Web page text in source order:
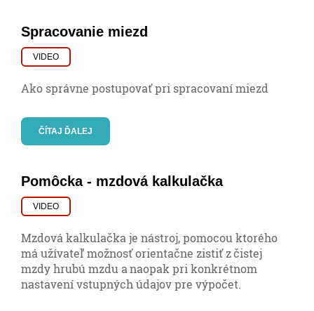
Spracovanie miezd
VIDEO
Ako správne postupovať pri spracovaní miezd
ČÍTAJ ĎALEJ
Pomôcka - mzdová kalkulačka
VIDEO
Mzdová kalkulačka je nástroj, pomocou ktorého
má užívateľ možnosť orientačne zistiť z čistej
mzdy hrubú mzdu a naopak pri konkrétnom
nastavení vstupných údajov pre výpočet.